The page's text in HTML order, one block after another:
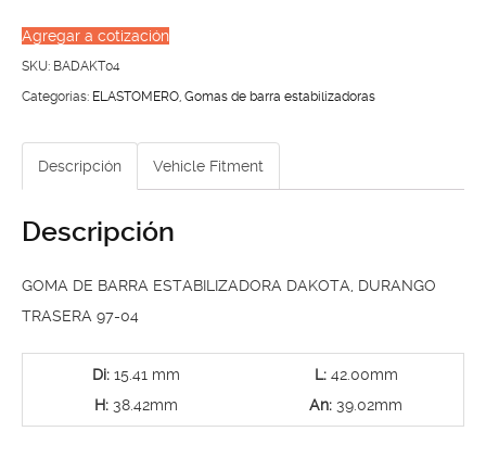
Agregar a cotización
SKU: BADAKT04
Categorías: ELASTOMERO, Gomas de barra estabilizadoras
Descripción Vehicle Fitment
Descripción
GOMA DE BARRA ESTABILIZADORA DAKOTA, DURANGO
TRASERA 97-04
Di:15.41 mm
H:38.42mm
L:42.00mm
An: 39.02mm